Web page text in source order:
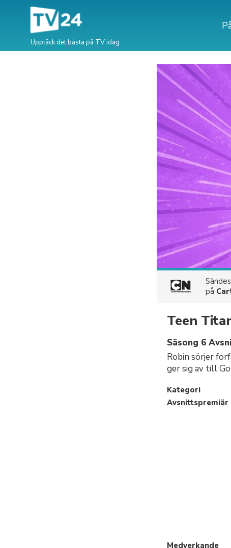
Upptäck det bästa på TV idag
Sändes
på
Teen
Säsong 6
Robin sörjer
ger sig av till
Kategori
Avsnittspremiär
Medverkande